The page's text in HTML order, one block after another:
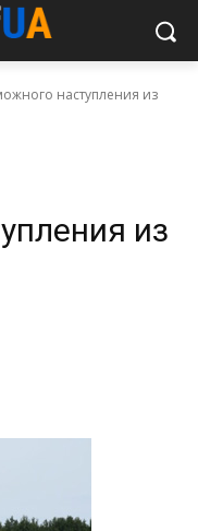
наступления из
из